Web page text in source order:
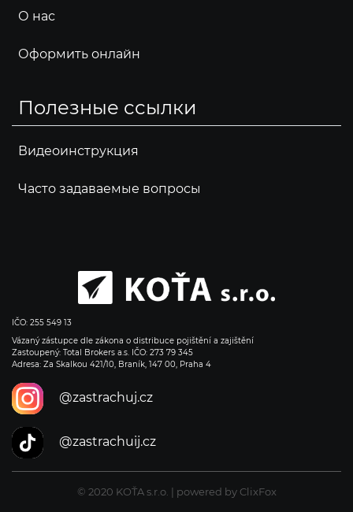
О нас
Оформить онлайн
Полезные ссылки
Видеоинструкция
Часто задаваемые вопросы
IČO: 255 549 13
Vázaný zástupce dle zákona o distribuce pojištění a zajištění
Zastoupený: Total Brokers a.s. IČO: 273 79 345
Adresa: Za Skalkou 421/10, Braník, 147 00, Praha 4
@zastrachuj.cz
@zastrachuij.cz
© 2020 KOŤA s.r.o. | powered by ClixFox